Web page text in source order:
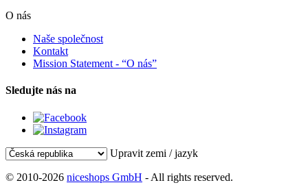
O nás
Naše společnost
Kontakt
Mission Statement - “O nás”
Sledujte nás na
Upravit zemi / jazyk
© 2010-2026 niceshops GmbH - All rights reserved.